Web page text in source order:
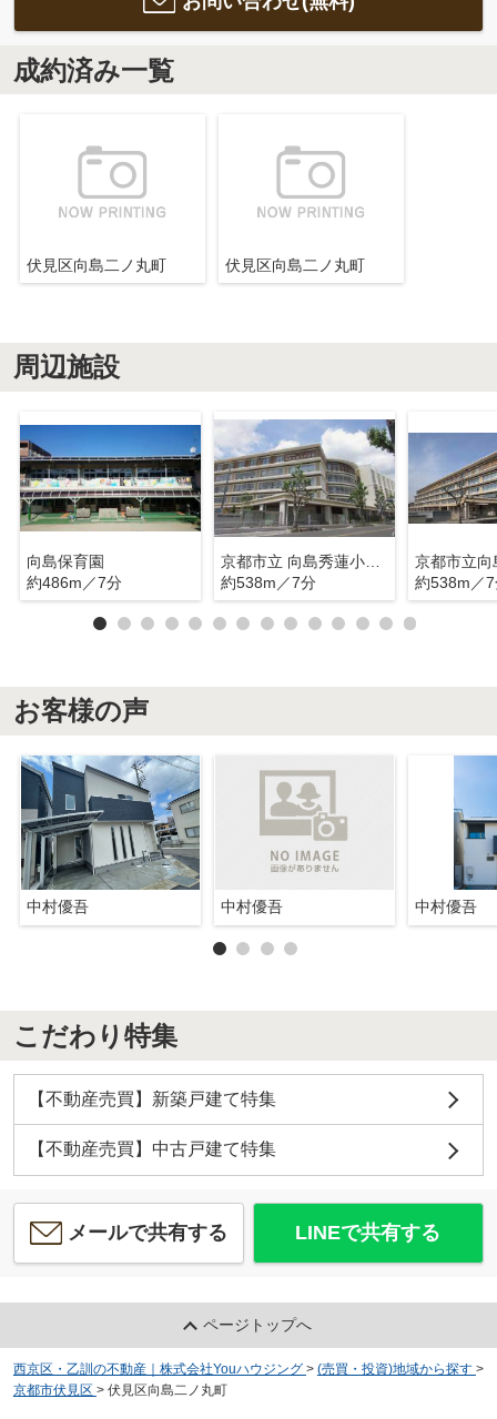
成約済み一覧
伏見区向島二ノ丸町 伏見区向島二ノ丸町
周辺施設
向島保育園
約486m／7分
京都市立 向島秀蓮小学校
約538m／7分
約538m／
お客様の声
中村優吾 中村優吾 中村優吾
こだわり特集
【不動産売買】新築戸建て特集
【不動産売買】中古戸建て特集
メールで共有する LINEで共有する
ページトップへ
西京区・乙訓の不動産｜株式会社Youハウジング > (売買・投資)地域から探す >
京都市伏見区 > 伏見区向島二ノ丸町